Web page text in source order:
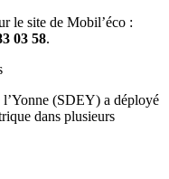
le site de Mobil’éco :
03 58.
l’Yonne (SDEY) a déployé
dans plusieurs